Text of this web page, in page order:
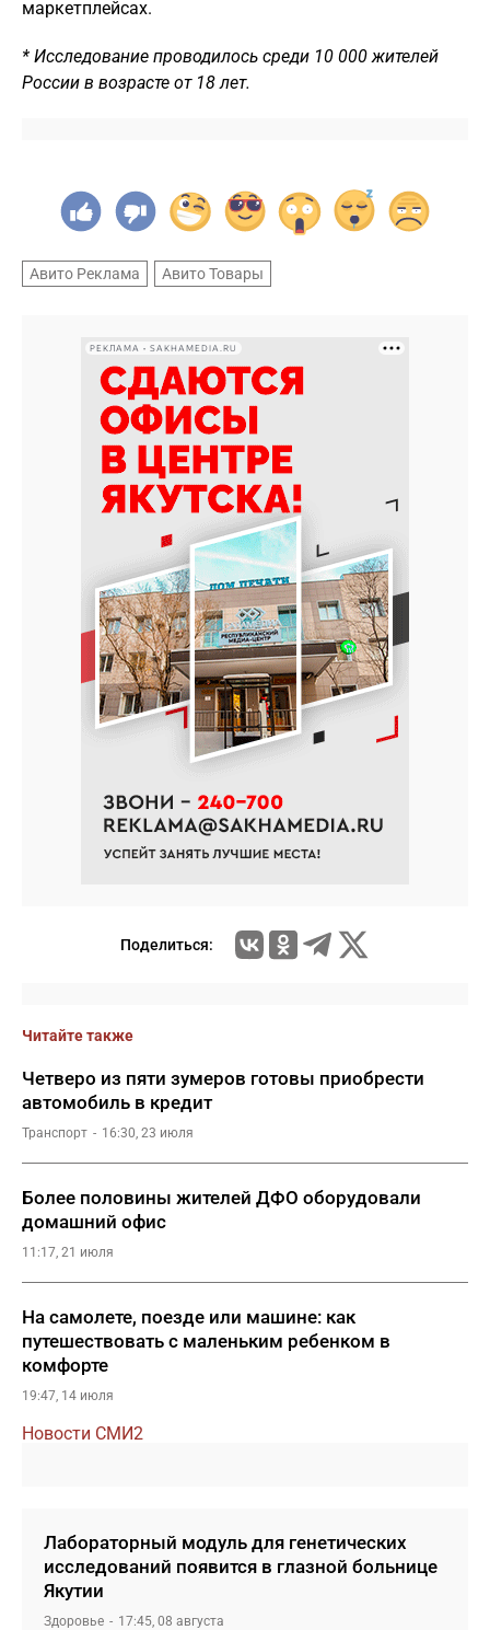
маркетплейсах.
* Исследование проводилось среди 10 000 жителей
России в возрасте от 18 лет.
Авито Реклама Авито Товары
РЕКЛАМА • SAKHAMEDIA.RU
Поделиться:
Читайте также
Четверо из пяти зумеров готовы приобрести
автомобиль в кредит
Транспорт 16:30, 23 июля
Более половины жителей ДФО оборудовали
домашний офис
11:17, 21 июля
На самолете, поезде или машине: как
путешествовать с маленьким ребенком в
комфорте
19:47, 14 июля
Новости СМИ2
Лабораторный модуль для генетических
исследований появится в глазной больнице
Якутии
Здоровье 17:45, 08 августа